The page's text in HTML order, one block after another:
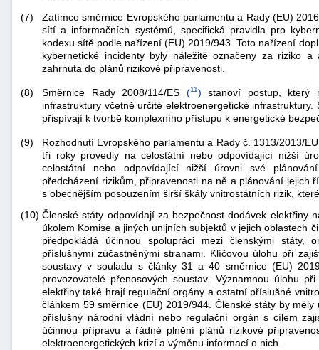
(7)
Zatímco směrnice Evropského parlamentu a Rady (EU)
sítí a informačních systémů, specifická pravidla pro
kodexu sítě podle nařízení (EU) 2019/943. Toto nařízení
kybernetické incidenty byly náležitě označeny za riziko
zahrnuta do plánů rizikové připravenosti.
(8) Směrnice Rady 2008/114/ES (11) stanoví postup, který
infrastruktury včetně určité elektroenergetické
přispívají k tvorbě komplexního přístupu k energetické
(9)
Rozhodnutí Evropského parlamentu a Rady č. 1313/2013/
tři roky provedly na celostátní nebo odpovídající nižší
celostátní nebo odpovídající nižší úrovni své
předcházení rizikům, připravenosti na ně a plánování jejich
s obecnějším posouzením širší škály vnitrostátních rizik,
(10) Členské státy odpovídají za bezpečnost dodávek elektřiny
úkolem Komise a jiných unijních subjektů v jejich oblastech
předpokládá účinnou spolupráci mezi členskými státy,
příslušnými zúčastněnými stranami. Klíčovou úlohu při
soustavy v souladu s články 31 a 40 směrnice (EU)
provozovatelé přenosových soustav. Významnou úlohu
elektřiny také hrají regulační orgány a ostatní příslušné
článkem 59 směrnice (EU) 2019/944. Členské státy by
příslušný národní vládní nebo regulační orgán s cílem
účinnou přípravu a řádné plnění plánů rizikové
elektroenergetických krizí a výměnu informací o nich.
škod"